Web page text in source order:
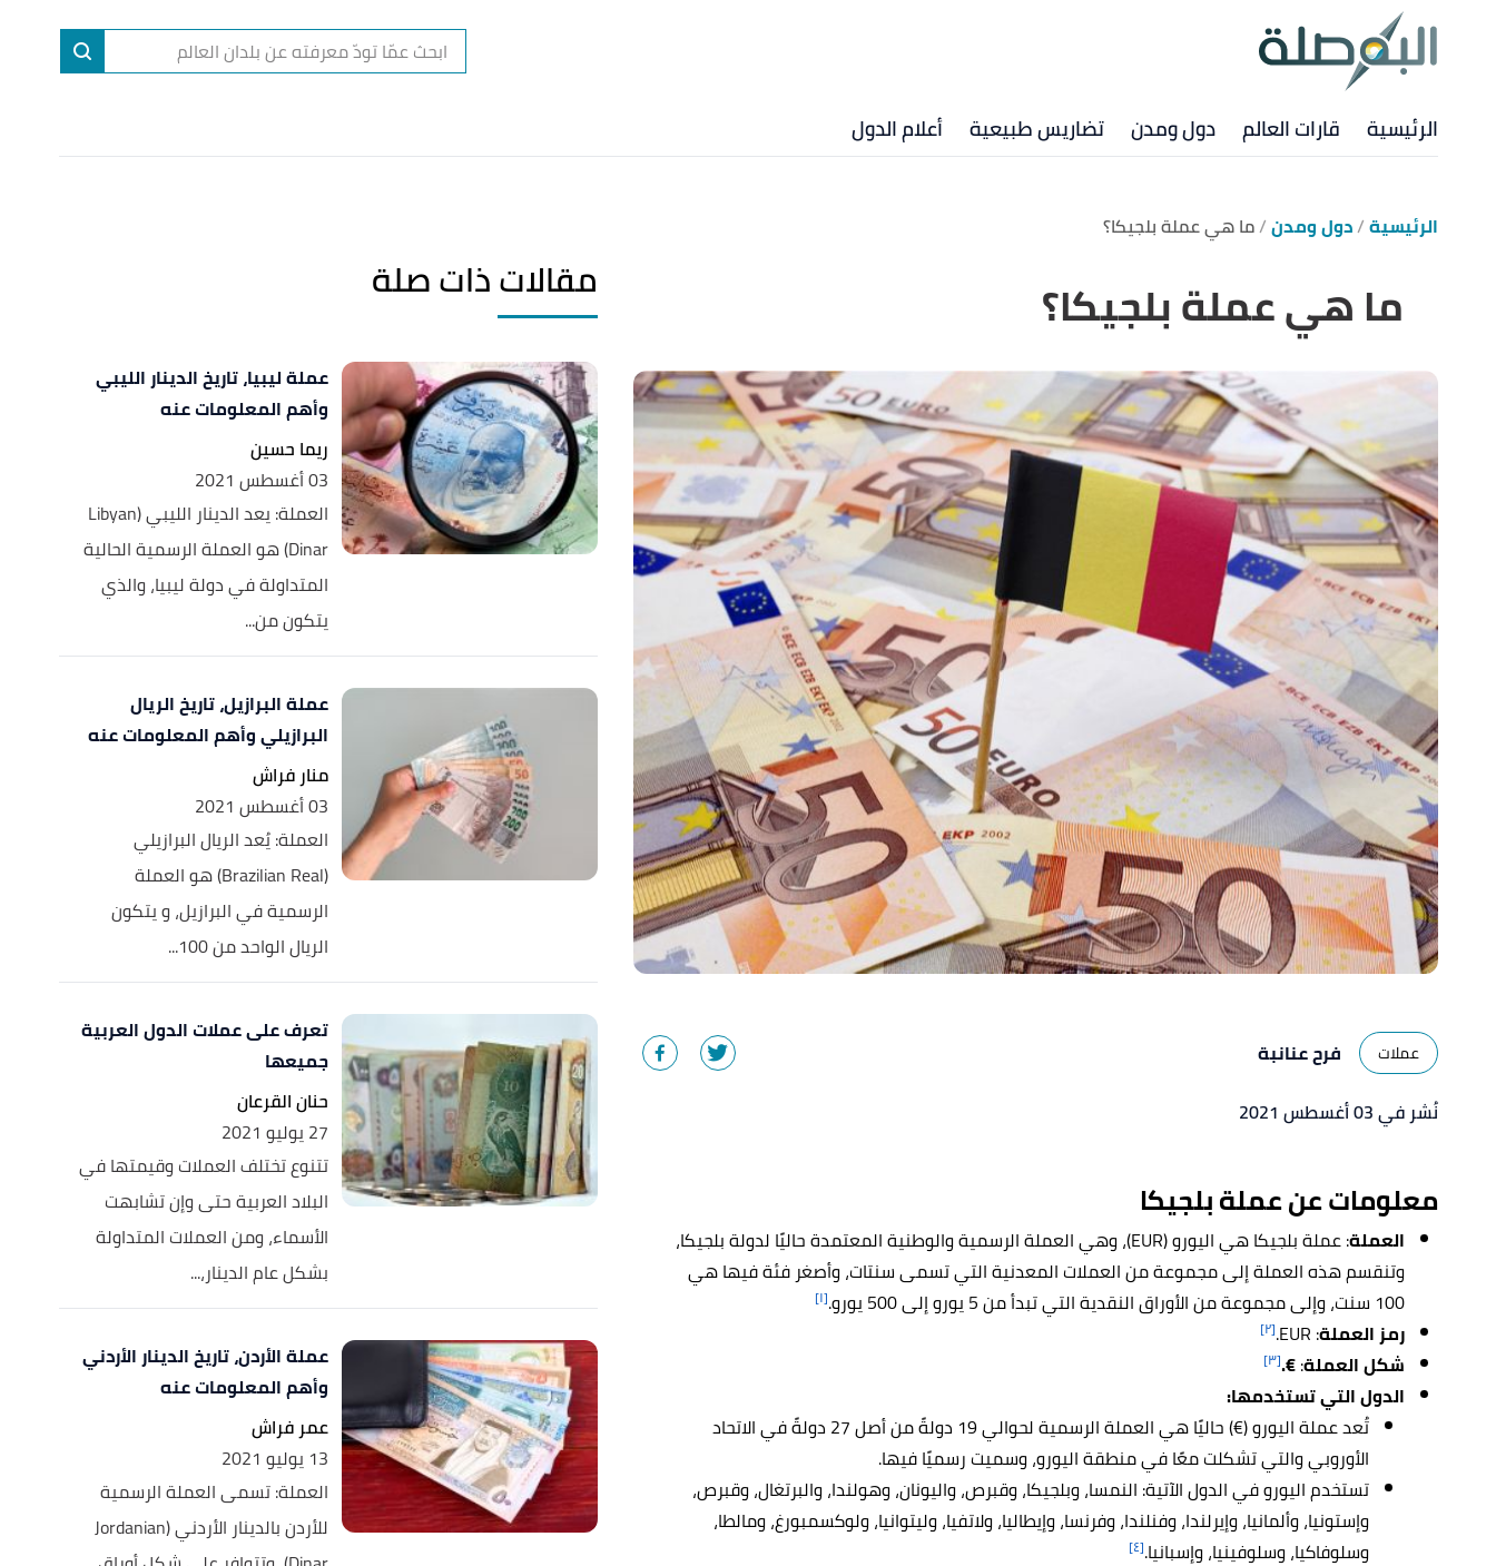
الرئيسية قارات العالم دول ومدن تضاريس طبيعية أعلام الدول
الرئيسية دول ومدن ما هي عملة بلجيكا؟
ما هي عملة بلجيكا؟
عملات
فرح عنانبة
نُشر في 03 أغسطس 2021
معلومات عن عملة بلجيكا
العملة
: عملة بلجيكا هي اليورو (EUR)، وهي العملة الرسمية والوطنية المعتمدة حاليًا لدولة بلجيكا،
وتنقسم هذه العملة إلى مجموعة من العملات المعدنية التي تسمى سنتات، وأصغر فئة فيها هي
100 سنت، وإلى مجموعة من الأوراق النقدية التي تبدأ من 5 يورو إلى 500 يورو.
[١]
رمز العملة: EUR
.[٢]
شكل العملة:
€.[٣]
الدول التي تستخدمها:
تُعد عملة اليورو (€) حاليًا هي العملة الرسمية لحوالي 19 دولةً من أصل 27 دولةً في الاتحاد
الأوروبي والتي تشكلت معًا في منطقة اليورو، وسميت رسميًا فيها.
تستخدم اليورو في الدول الآتية: النمسا، وبلجيكا، وقبرص، واليونان، وهولندا، والبرتغال، وقبرص،
وإستونيا، وألمانيا، وإيرلندا، وفنلندا، وفرنسا، وإيطاليا، ولاتفيا، وليتوانيا، ولوكسمبورغ، ومالطا،
وسلوفاكيا، وسلوفينيا، وإسبانيا.[٤]
مقالات ذات صلة
عملة ليبيا، تاريخ الدينار الليبي
وأهم المعلومات عنه
ريما حسين
03 أغسطس 2021
العملة: يعد الدينار الليبي (Libyan
Dinar) هو العملة الرسمية الحالية
المتداولة في دولة ليبيا، والذي
يتكون من...
عملة البرازيل، تاريخ الريال
البرازيلي وأهم المعلومات عنه
منار فراش
03 أغسطس 2021
العملة: يُعد الريال البرازيلي
(Brazilian Real) هو العملة
الرسمية في البرازيل، و يتكون
الريال الواحد من 100...
تعرف على عملات الدول العربية
جميعها
حنان القرعان
27 يوليو 2021
تتنوع تختلف العملات وقيمتها في
البلاد العربية حتى وإن تشابهت
الأسماء، ومن العملات المتداولة
بشكل عام الدينار،...
عملة الأردن، تاريخ الدينار الأردني
وأهم المعلومات عنه
عمر فراش
13 يوليو 2021
العملة: تسمى العملة الرسمية
للأردن بالدينار الأردني (Jordanian